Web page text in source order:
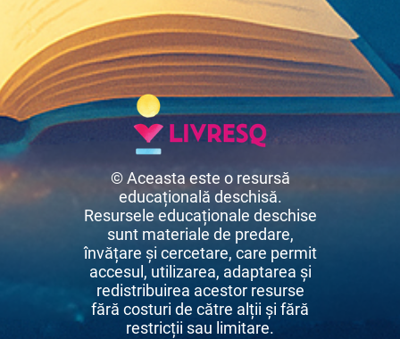
© Aceasta este o resursă
educațională deschisă.
Resursele educaționale deschise
sunt materiale de predare,
învățare și cercetare, care permit
accesul, utilizarea, adaptarea și
redistribuirea acestor resurse
fără costuri de către alții și fără
restricții sau limitare.